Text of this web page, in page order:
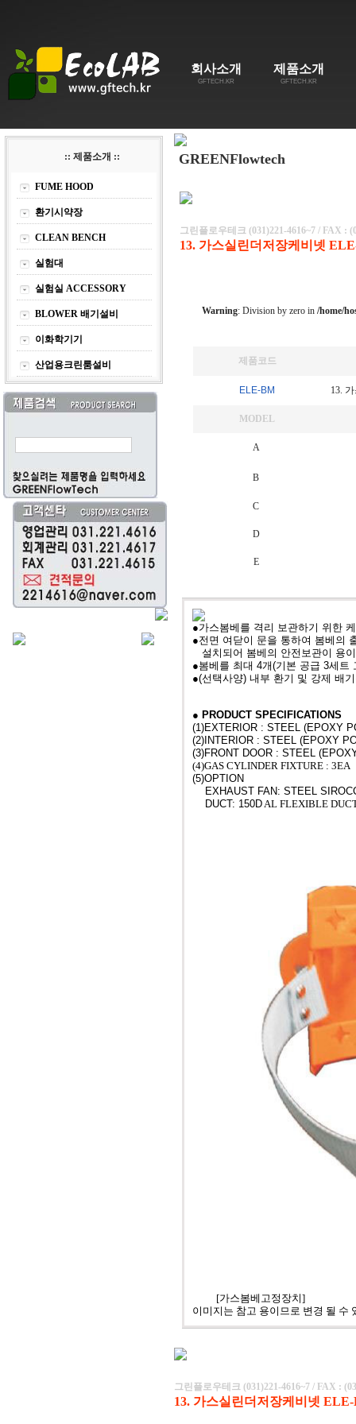
회사소개
GFTECH.KR
제품소개
GFTECH.KR
:: 제품소개 ::
FUME HOOD
환기시약장
CLEAN BENCH
실험대
실험실 ACCESSORY
BLOWER 배기설비
이화학기기
산업용크린룸설비
GREENFlowtech
그린플로우테크 (031)221-4616~7 / FAX :
13. 가스실린더저장케비넷
Warning: Division by zero in /home/
제품코드
ELE-BM 13.
MODEL
A
B
C
D
E
●가스봄베를 격리 보관하기 위한
●전면 여닫이 문을 통하여 봄베의
설치되어 봄베의 안전보관이 용
●봄베를 최대 4개(기본 공급 3세트
●(선택사양) 내부 환기 및 강제 배
● PRODUCT SPECIFICATIONS
(1)EXTERIOR : STEEL (EPOXY
(2)INTERIOR : STEEL (EPOXY
(3)FRONT DOOR : STEEL
(4)GAS CYLINDER FIXTURE : 3EA
(5)OPTION
EXHAUST FAN: STEEL
DUCT: 150DAL FLEXIBLE
[가스봄베고정장치]
이미지는 참고 용이므로 변경 될 수
그린플로우테크 (031)221-4616~7 / FAX :
13. 가스실린더저장케비넷